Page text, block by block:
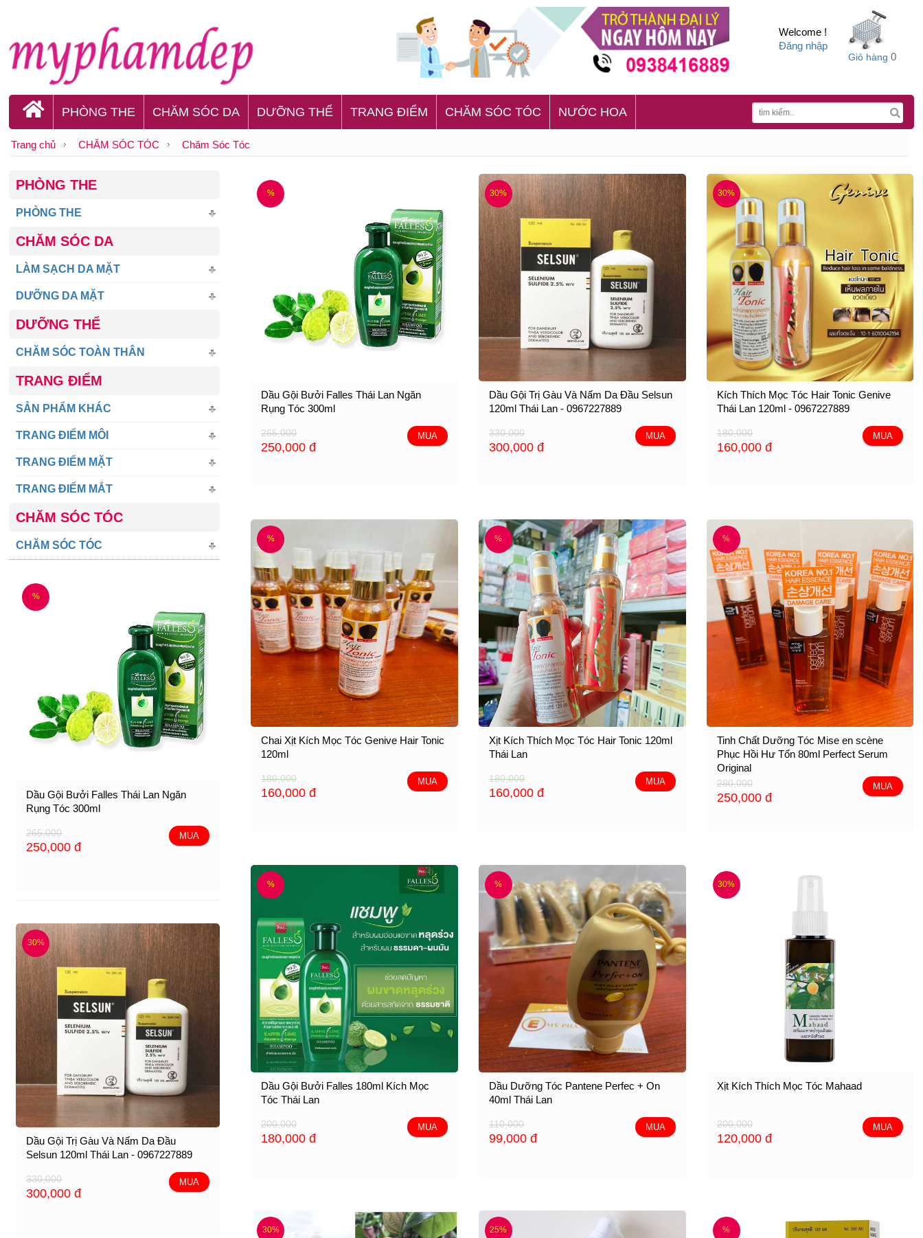
Giỏ hàng 0
Welcome !
Đăng nhập
PHÒNG THE CHĂM SÓC DA DƯỠNG THỂ TRANG ĐIỂM CHĂM SÓC TÓC NƯỚC HOA
Trang chủ CHĂM SÓC TÓC Chăm Sóc Tóc
PHÒNG THE
PHÒNG THE
CHĂM SÓC DA
LÀM SẠCH DA MẶT
DƯỠNG DA MẶT
DƯỠNG THỂ
CHĂM SÓC TOÀN THÂN
TRANG ĐIỂM
SẢN PHẨM KHÁC
TRANG ĐIỂM MÔI
TRANG ĐIỂM MẶT
TRANG ĐIỂM MẮT
CHĂM SÓC TÓC
CHĂM SÓC TÓC
%
Dầu Gội Bưởi Falles Thái Lan Ngăn
Rụng Tóc 300ml
265,000
250,000đ
MUA
30%
Dầu Gội Trị Gàu Và Nấm Da Đầu
Selsun 120ml Thái Lan - 0967227889
330,000
300,000đ
MUA
%
Dầu Gội Bưởi Falles Thái Lan Ngăn
Rụng Tóc 300ml
265,000
250,000đ
MUA
30%
Dầu Gội Trị Gàu Và Nấm Da Đầu Selsun
120ml Thái Lan - 0967227889
330,000
300,000 đ
MUA
30%
Kích Thích Mọc Tóc Hair Tonic Genive
Thái Lan 120ml - 0967227889
180,000
160,000 đ
MUA
%
Chai Xịt Kích Mọc Tóc Genive Hair Tonic
120ml
180,000
160,000đ
MUA
%
Xịt Kích Thích Mọc Tóc Hair Tonic 120ml
Thái Lan
180,000
160,000 đ
MUA
%
Tinh Chất Dưỡng Tóc Mise en scène
Phục Hồi Hư Tổn 80ml Perfect Serum
Original
280,000
250,000 đ
MUA
%
Dầu Gội Bưởi Falles 180ml Kích Mọc
Tóc Thái Lan
200,000
180,000đ
MUA
%
Dầu Dưỡng Tóc Pantene Perfec + On
40ml Thái Lan
110,000
99,000 đ
MUA
30%
Xịt Kích Thích Mọc Tóc Mahaad
200,000
120,000 đ
MUA
30% 25% %